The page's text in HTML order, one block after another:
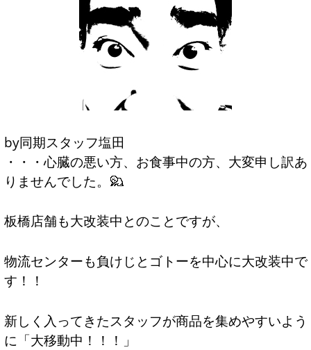
by同期スタッフ塩田
・・・心臓の悪い方、お食事中の方、大変申し訳あ
りませんでした。
板橋店舗も大改装中とのことですが、
物流センターも負けじとゴトーを中心に大改装中で
す！！
新しく入ってきたスタッフが商品を集めやすいよう
に「大移動中！！！」